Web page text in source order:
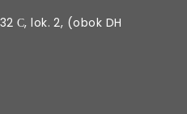
С, lok. 2, (obok DH